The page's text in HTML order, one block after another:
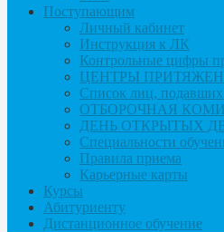
Поступающим
Личный кабинет
Инструкция к ЛК
Контрольные цифры
ЦЕНТРЫ
Список лиц,
ОТБОРОЧНАЯ
ДЕНЬ ОТКРЫТЫХ
Специальности
Правила приема
Карьерные карты
Курсы
Абитуриенту
Дистанционное обучение